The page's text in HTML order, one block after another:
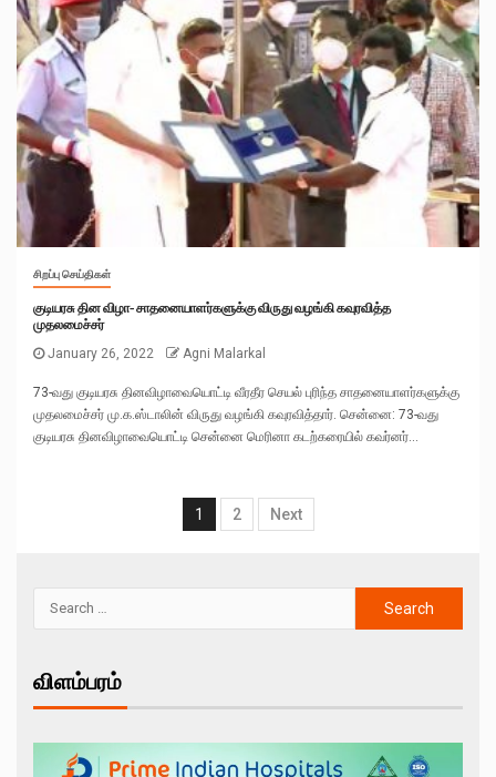
சிறப்பு செய்திகள்
குடியரசு தின விழா- சாதனையாளர்களுக்கு விருது வழங்கி கவுரவித்த
முதலமைச்சர்
January 26, 2022
Agni Malarkal
73-வது குடியரசு தினவிழாவையொட்டி வீரதீர செயல் புரிந்த சாதனையாளர்களுக்கு
முதலமைச்சர் மு.க.ஸ்டாலின் விருது வழங்கி கவுரவித்தார். சென்னை: 73-வது
குடியரசு தினவிழாவையொட்டி சென்னை மெரினா கடற்கரையில் கவர்னர்...
1 2 Next
விளம்பரம்